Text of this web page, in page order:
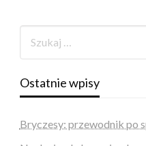
Ostatnie wpisy
Bryczesy: przewodnik po